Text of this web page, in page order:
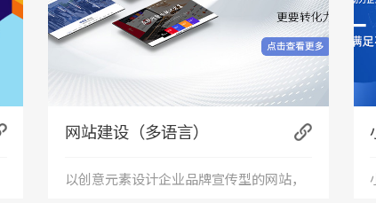
网站建设（多语言）
以创意元素设计企业品牌宣传型的网站，